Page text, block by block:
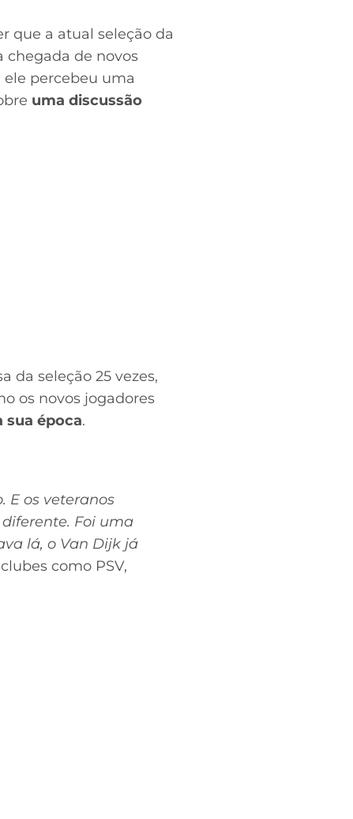
que a atual seleção da
chegada de novos
percebeu uma
uma discussão
da seleção 25 vezes,
os novos jogadores
sua época.
E os veteranos
Foi uma
lá, o Van Dijk já
como PSV,